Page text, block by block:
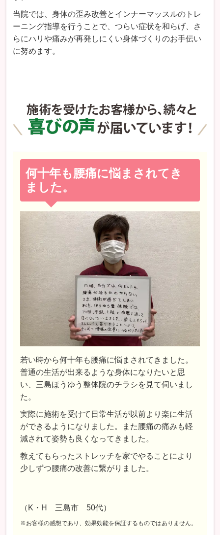
当院では、身体の歪み改善とインナーマッスルのトレ
ーニング指導を行うことで、つらい症状を和らげ、さ
らにハリや痛みが再発しにくい身体づくりのお手伝い
に努めます。
何十年も腰痛に悩まされてき
ました。
若い時から何十年も腰痛に悩まされてきました。
普通の生活が出来るような身体になりたいと思
い、三島ほうゆう整体院のチラシを見て伺いまし
た。
実際に施術を受けて日常生活が以前より楽に生活
ができるようになりました。また腰痛の痛みも軽
減されて姿勢も良くなってきました。
教えてもらったストレッチを家でやることにより
少しずつ腰痛の改善に繋がりました。
（K・H 三島市 50代）
※お客様の感想であり、効果効能を保証するものではありません。